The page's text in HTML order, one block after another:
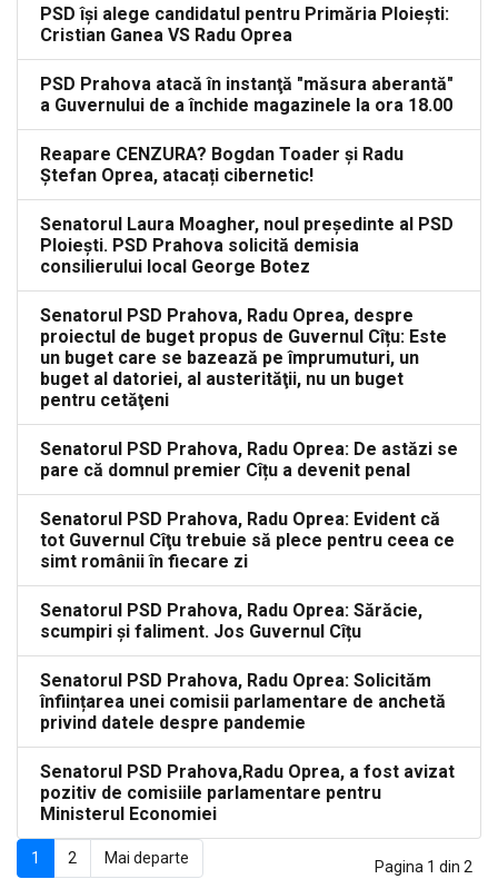
PSD își alege candidatul pentru Primăria Ploiești:
Cristian Ganea VS Radu Oprea
PSD Prahova atacă în instanţă "măsura aberantă"
a Guvernului de a închide magazinele la ora 18.00
Reapare CENZURA? Bogdan Toader și Radu
Ștefan Oprea, atacați cibernetic!
Senatorul Laura Moagher, noul președinte al PSD
Ploiești. PSD Prahova solicită demisia
consilierului local George Botez
Senatorul PSD Prahova, Radu Oprea, despre
proiectul de buget propus de Guvernul Cîțu: Este
un buget care se bazează pe împrumuturi, un
buget al datoriei, al austerităţii, nu un buget
pentru cetăţeni
Senatorul PSD Prahova, Radu Oprea: De astăzi se
pare că domnul premier Cîțu a devenit penal
Senatorul PSD Prahova, Radu Oprea: Evident că
tot Guvernul Cîţu trebuie să plece pentru ceea ce
simt românii în fiecare zi
Senatorul PSD Prahova, Radu Oprea: Sărăcie,
scumpiri și faliment. Jos Guvernul Cîțu
Senatorul PSD Prahova, Radu Oprea: Solicităm
înființarea unei comisii parlamentare de anchetă
privind datele despre pandemie
Senatorul PSD Prahova,Radu Oprea, a fost avizat
pozitiv de comisiile parlamentare pentru
Ministerul Economiei
Pagina 1 din 2
1 2 Mai departe